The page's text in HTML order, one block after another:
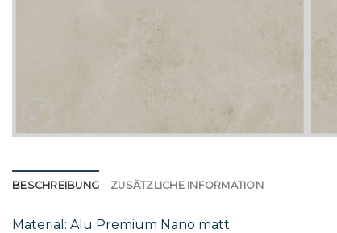
BESCHREIBUNG ZUSÄTZLICHE INFORMATION
Material: Alu Premium Nano matt